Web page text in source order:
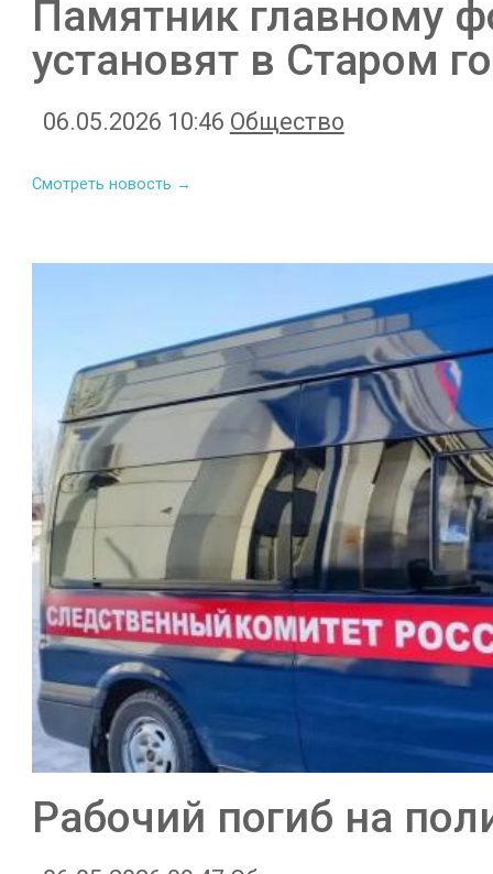
Памятник главному
установят в Старом
06.05.2026 10:46 Общество
Смотреть новость →
Рабочий погиб на